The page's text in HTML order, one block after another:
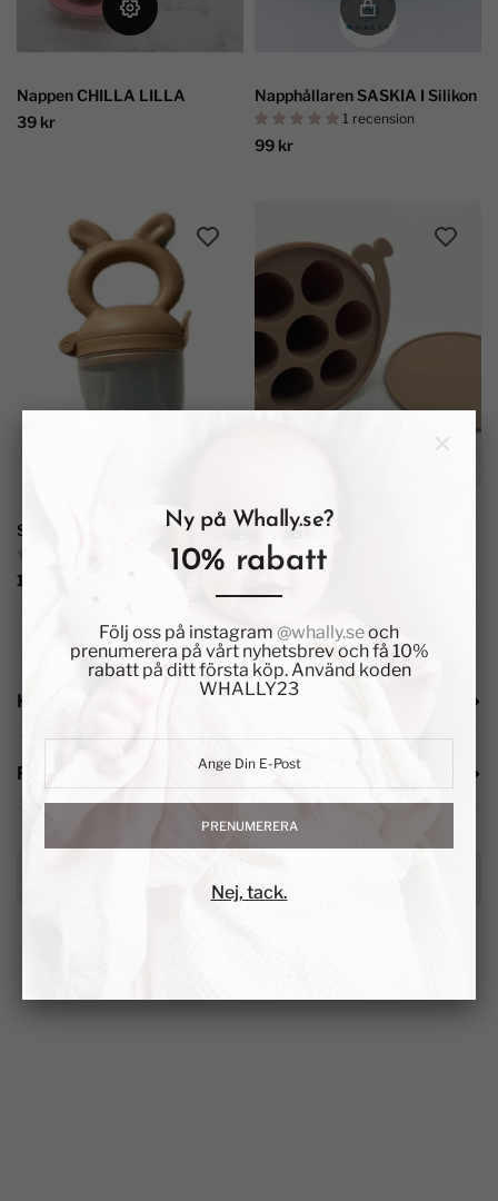
Nappen CHILLA LILLA
39 kr
Napphållaren SASKIA I Silikon
1 recension
99 kr
Smaknappen CLAES I Silikon
1 recension
139 kr
Smakportionsformen AGNES
Till Sm...
139 kr
KATEGORIER
PRISFILTER
Ny på Whally.se?
10% rabatt
Följ oss på instagram @whally.seoch
prenumerera på vårt nyhetsbrev och få 10%
rabatt på ditt första köp. Använd koden
WHALLY23
PRENUMERERA
Nej, tack.